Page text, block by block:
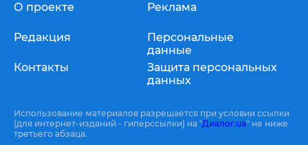
О проекте
Редакция
Контакты
Реклама
Персональные
данные
Защита персональных
данных
Использование материалов разрешается при условии ссылки
(для интернет-изданий - гиперссылки) на "Диалог.ua" не ниже
третьего абзаца.